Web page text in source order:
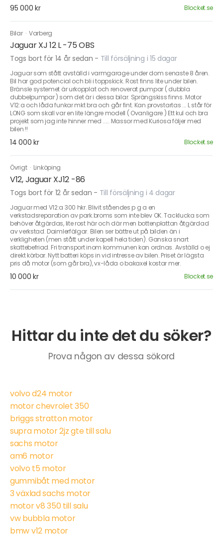
95 000 kr Blocket.se
Bilar ·Varberg
Jaguar XJ 12 L -75 OBS
Togs bort för 14 år sedan - Till försäljning i 15 dagar
Jaguar som stått avställd i varmgarage under dom senaste 8 åren.
Bil har god potencial och bli i toppskick. Rost finns lite under bilen.
Bränsle systemet är urkopplat och renoverat pumpar ( dubbla
dubbelpumpar ) som det är i dessa bilar. Sprängskiss finns. Motor
V12:a och låda funkar mkt bra och går fint. Kan provstartas ... L står för
LONG som skall var en lite längre modell ( Ovanligare ) Ett kul och bra
projekt som jag inte hinner med ..... Massor med Kuriosa följer med
bilen !!
14 000 kr Blocket.se
Övrigt · Linköping
V12, Jaguar XJ12 -86
Togs bort för 12 år sedan - Till försäljning i 4 dagar
Jaguar med V12:a 300 hkr. Blivit ståendes p g a en
verkstadsreparation av park.broms som inte blev OK. Tacklucka som
behöver åtgärdas, lite rost här och där men bottenplattan åtgärdad
av verkstad. Daimlerfälgar. Bilen ser bättre ut på bilden än i
verkligheten (men stått under kapell hela tiden). Ganska snart
skattebefriad. Fri transport inom kommunen kan ordnas. Avställd o ej
direkt körbar. Nytt batteri köps in vid intresse av bilen. Priset är lägsta
pris då motor (som går bra), vx-låda o bakaxel kostar mer.
10 000 kr Blocket.se
Hittar du inte det du söker?
Prova någon av dessa sökord
volvo d24 motor
motor chevrolet 350
briggs stratton motor
supra motor 2jz gte till salu
sachs motor
am6 motor
volvo t5 motor
gummibåt med motor
3 växlad sachs motor
motor v8 350 till salu
vw bubbla motor
bmw v12 motor